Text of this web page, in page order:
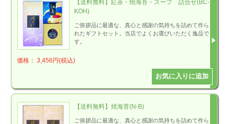
【送料無料】紅茶・焼海苔・スープ 詰合せ(BC-
KOH)
ご挨拶品に最適な、真心と感謝の気持ちを詰めて作ら
れたギフトセット。当店でよくお選びいただく逸品で
す。
価格： 3,456円(税込)
【送料無料】焼海苔(N-B)
ご挨拶品に最適な、真心と感謝の気持ちを詰めて作ら